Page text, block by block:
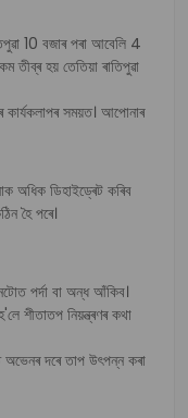
10 বজাৰ পৰা আবেলি 4
তীব্ৰ হয় তেতিয়া ৰাতিপুৱা
সময়ত। আপোনাৰ
অধিক ডিহাইড্ৰেট কৰিব
হৈ পৰে।
পৰ্দা বা অন্ধ আঁকিব।
শীতাতপ নিয়ন্ত্ৰণৰ কথা
দৰে তাপ উৎপন্ন কৰা